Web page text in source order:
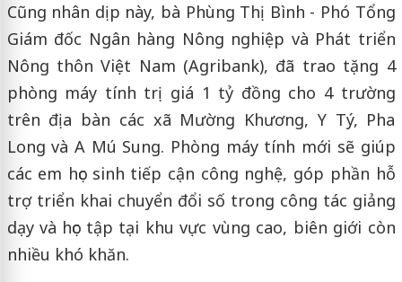
Cũng nhân dịp này, bà Phùng Thị Bình - Phó Tổng
Giám đốc Ngân hàng Nông nghiệp và Phát triển
Nông thôn Việt Nam (Agribank), đã trao tặng 4
phòng máy tính trị giá 1 tỷ đồng cho 4 trường
trên địa bàn các xã Mường Khương, Y Tý, Pha
Long và A Mú Sung. Phòng máy tính mới sẽ giúp
các em học sinh tiếp cận công nghệ, góp phần hỗ
trợ triển khai chuyển đổi số trong công tác giảng
dạy và học tập tại khu vực vùng cao, biên giới còn
nhiều khó khăn.